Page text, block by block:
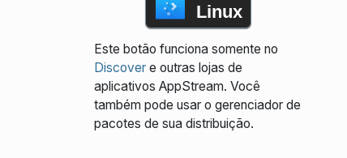
Linux
Este botão funciona somente no
Discovere outras lojas de
aplicativos AppStream. Você
também pode usar o gerenciador de
pacotes de sua distribuição.